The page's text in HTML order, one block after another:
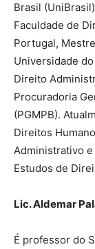
Brasil
Faculdade de
Portugal,
Universidade
Direito
Procuradoria
(PGMPB).
Direitos
Administrativo
Estudos de
Lic. Aldemar
É professor do